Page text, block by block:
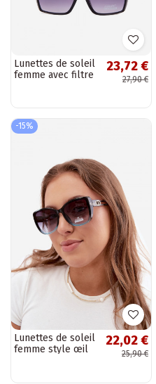
Lunettes de soleil
femme avec filtre
23,72 €
27,90 €
-15%
Lunettes de soleil
femme style œil
22,02 €
25,90 €